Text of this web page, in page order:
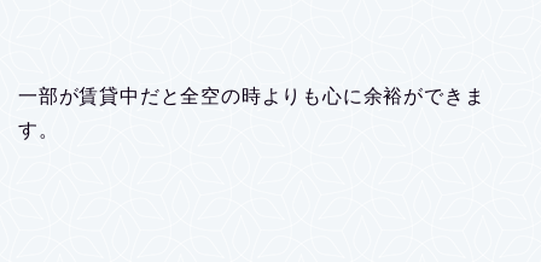
一部が賃貸中だと全空の時よりも心に余裕ができま
す。